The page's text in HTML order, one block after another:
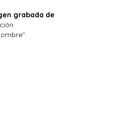
grabada de